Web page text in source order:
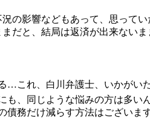
の影響などもあって、思って
だと、結局は返済が出来ない
…これ、白川弁護士、いかがい
、同じような悩みの方は多い
務だけ減らす方法はございます